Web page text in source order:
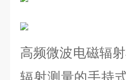
高频微波电磁辐
辐射测量的手持